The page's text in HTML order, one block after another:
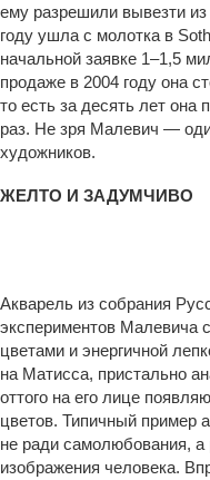
ему разрешили вывезти
году ушла с молотка в
начальной заявке 1–1,5
продаже в 2004 году она
то есть за десять лет она
раз. Не зря Малевич —
художников.
ЖЕЛТО И ЗАДУМЧИВО
Акварель из собрания
экспериментов Малевича
цветами и энергичной
на Матисса, пристально
оттого на его лице
цветов. Типичный пример
не ради самолюбования,
изображения человека.